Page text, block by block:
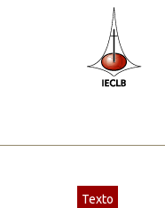
Texto